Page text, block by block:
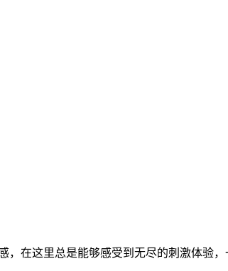
在这里总是能够感受到无尽的刺激体验